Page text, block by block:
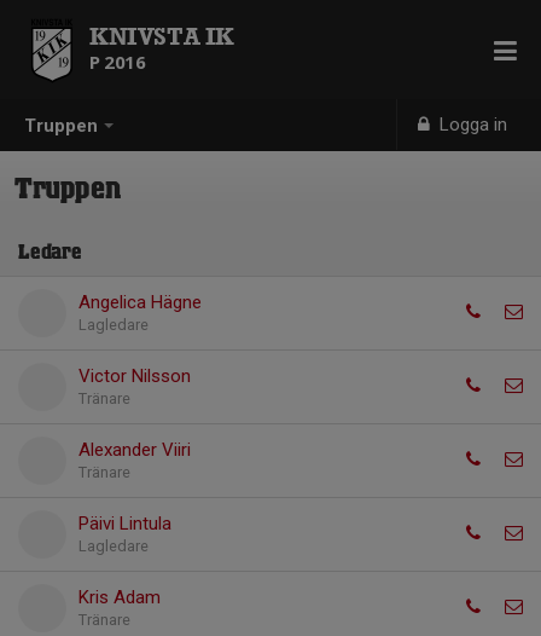
Truppen Logga in
KNIVSTA IK
P 2016
Truppen
Ledare
Angelica Hägne
Lagledare
Victor Nilsson
Tränare
Alexander Viiri
Tränare
Päivi Lintula
Lagledare
Kris Adam
Tränare